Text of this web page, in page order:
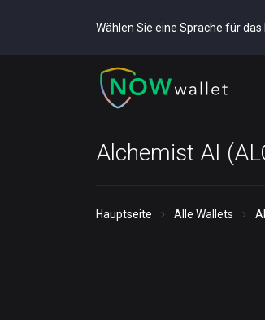
Wählen Sie eine Sprache für das
Alchemist AI
Hauptseite Alle Wallets